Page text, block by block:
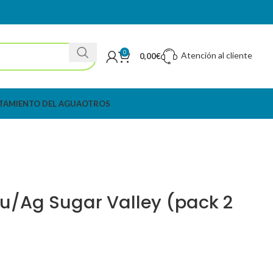
0 0,00€ Atención al cliente
DEL AGUAOTROS
Ag Sugar Valley (pack 2